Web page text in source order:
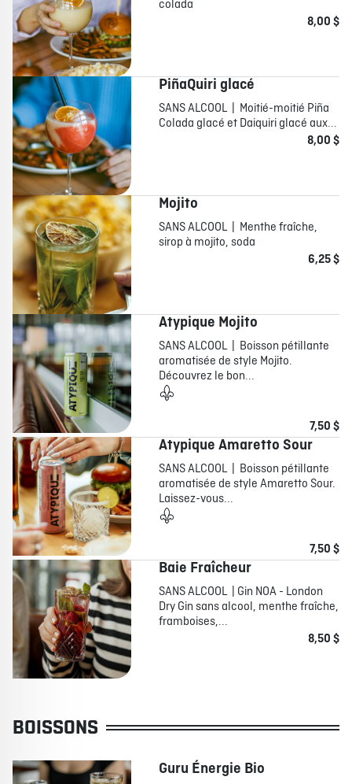
colada
8,00 $
PiñaQuiri glacé
SANS ALCOOL | Moitié-moitié Piña
Colada glacé et Daiquiri glacé aux...
8,00 $
Mojito
SANS ALCOOL | Menthe fraîche,
sirop à mojito, soda
6,25 $
Atypique Mojito
SANS ALCOOL | Boisson pétillante
aromatisée de style Mojito.
Découvrez le bon...
7,50 $
Atypique Amaretto Sour
SANS ALCOOL | Boisson pétillante
aromatisée de style Amaretto Sour.
Laissez-vous...
7,50 $
Baie Fraîcheur
SANS ALCOOL | Gin NOA - London
Dry Gin sans alcool, menthe fraîche,
framboises,...
8,50 $
BOISSONS
Guru Énergie Bio